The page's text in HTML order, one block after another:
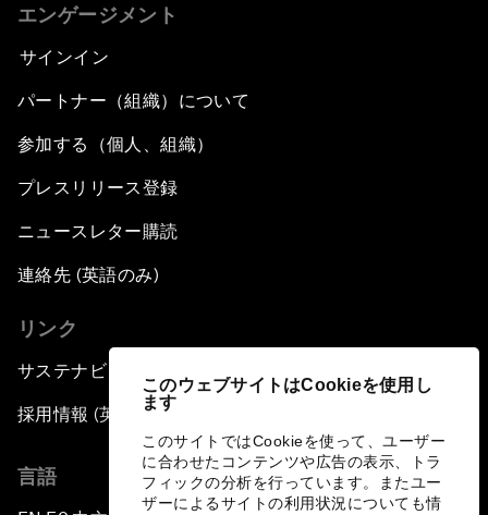
このウェブサイトはCookieを使用し
ます
このサイトではCookieを使って、ユーザー
に合わせたコンテンツや広告の表示、トラ
フィックの分析を行っています。またユー
ザーによるサイトの利用状況についても情
エンゲージメント
サインイン
パートナー（組織）について
参加する（個人、組織）
プレスリリース登録
ニュースレター購読
連絡先 (英語のみ)
リンク
サステナビリティへの取り組み
採用情報 (英語のみ)
言語